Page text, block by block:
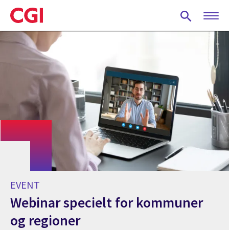
Skip
to
main
content
EVENT
Webinar specielt for kommuner
og regioner